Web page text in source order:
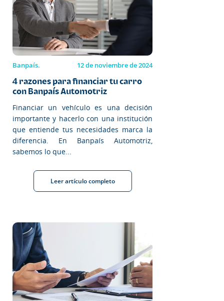
Banpaís. 12 de noviembre de 2024
4 razones para financiar tu carro
con Banpaís Automotriz
Financiar un vehículo es una decisión
importante y hacerlo con una institución
que entiende tus necesidades marca la
diferencia. En Banpaís Automotriz,
sabemos lo que...
Leer artículo completo